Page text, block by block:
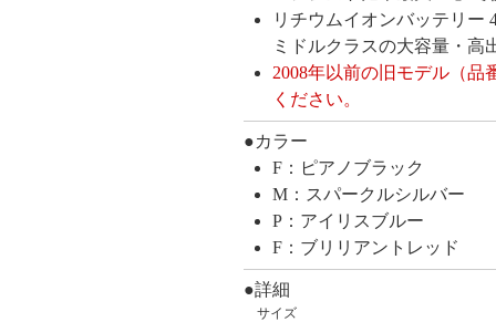
リチウムイオンバッテリー
ミドルクラスの大容量・高
2008年以前の旧モデル（品
ください。
●カラー
F：ピアノブラック
M：スパークルシルバー
P：アイリスブルー
F：ブリリアントレッド
●詳細
サイズ